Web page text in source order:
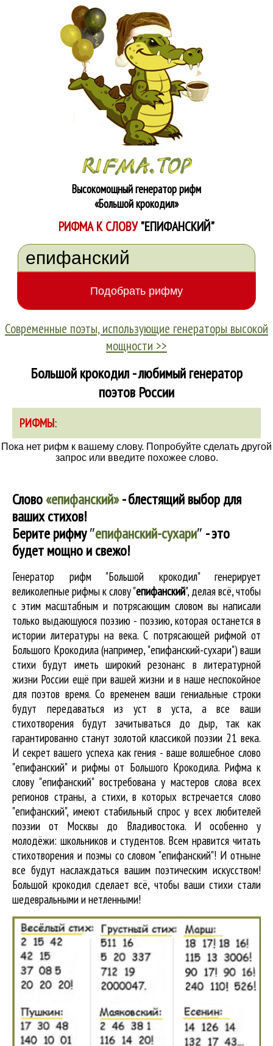
Высокомощный генератор рифм
«Большой крокодил»
РИФМА К СЛОВУ"ЕПИФАНСКИЙ"
Современные поэты, использующие генераторы высокой
мощности >>
Большой крокодил - любимый генератор
поэтов России
РИФМЫ:
Пока нет рифм к вашему слову. Попробуйте сделать другой
запрос или введите похожее слово.
Слово«епифанский»- блестящий выбор для
ваших стихов!
Берите рифму″епифанский-сухари″ - это
будет мощно и свежо!
Генератор рифм "Большой крокодил" генерирует
великолепные рифмы к слову "епифанский", делая всё, чтобы
с этим масштабным и потрясающим словом вы написали
только выдающуюся поэзию - поэзию, которая останется в
истории литературы на века. С потрясающей рифмой от
Большого Крокодила (например, "епифанский-сухари") ваши
стихи будут иметь широкий резонанс в литературной
жизни России ещё при вашей жизни и в наше неспокойное
для поэтов время. Со временем ваши гениальные строки
будут передаваться из уст в уста, а все ваши
стихотворения будут зачитываться до дыр, так как
гарантированно станут золотой классикой поэзии 21 века.
И секрет вашего успеха как гения - ваше волшебное слово
"епифанский" и рифмы от Большого Крокодила. Рифма к
слову "епифанский" востребована у мастеров слова всех
регионов страны, а стихи, в которых встречается слово
"епифанский", имеют стабильный спрос у всех любителей
поэзии от Москвы до Владивостока. И особенно у
молодёжи: школьников и студентов. Всем нравится читать
стихотворения и поэмы со словом "епифанский"! И отныне
все будут наслаждаться вашим поэтическим искусством!
Большой крокодил cделает всё, чтобы ваши стихи стали
шедевральными и нетленными!